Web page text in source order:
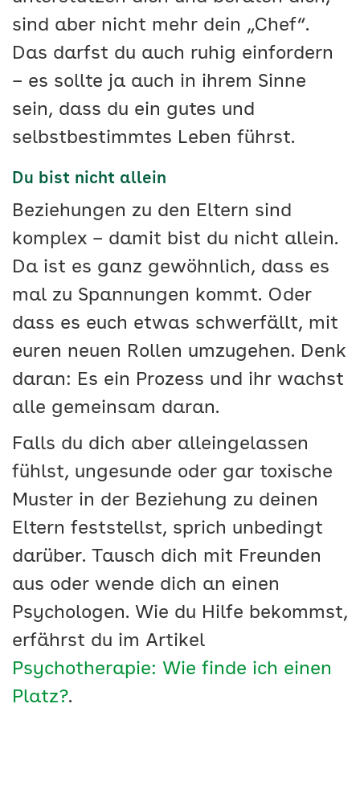
sind aber nicht mehr dein „Chef“.
Das darfst du auch ruhig einfordern
– es sollte ja auch in ihrem Sinne
sein, dass du ein gutes und
selbstbestimmtes Leben führst.
Du bist nicht allein
Beziehungen zu den Eltern sind
komplex – damit bist du nicht allein.
Da ist es ganz gewöhnlich, dass es
mal zu Spannungen kommt. Oder
dass es euch etwas schwerfällt, mit
euren neuen Rollen umzugehen. Denk
daran: Es ein Prozess und ihr wachst
alle gemeinsam daran.
Falls du dich aber alleingelassen
fühlst, ungesunde oder gar toxische
Muster in der Beziehung zu deinen
Eltern feststellst, sprich unbedingt
darüber. Tausch dich mit Freunden
aus oder wende dich an einen
Psychologen. Wie du Hilfe bekommst,
erfährst du im Artikel
Psychotherapie: Wie finde ich einen
Platz?.